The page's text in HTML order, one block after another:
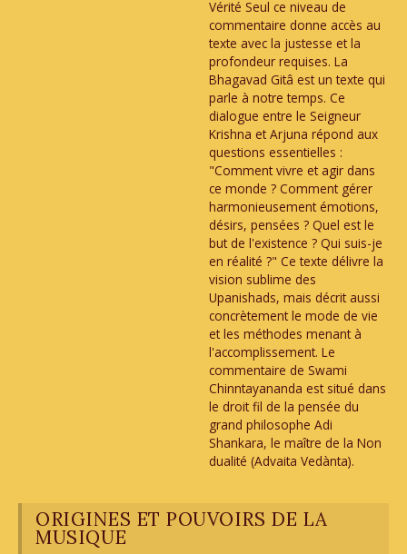
Vérité Seul ce niveau de
commentaire donne accès au
texte avec la justesse et la
profondeur requises. La
Bhagavad Gitâ est un texte qui
parle à notre temps. Ce
dialogue entre le Seigneur
Krishna et Arjuna répond aux
questions essentielles :
"Comment vivre et agir dans
ce monde ? Comment gérer
harmonieusement émotions,
désirs, pensées ? Quel est le
but de l'existence ? Qui suis-je
en réalité ?" Ce texte délivre la
vision sublime des
Upanishads, mais décrit aussi
concrètement le mode de vie
et les méthodes menant à
l'accomplissement. Le
commentaire de Swami
Chinntayananda est situé dans
le droit fil de la pensée du
grand philosophe Adi
Shankara, le maître de la Non
dualité (Advaita Vedànta).
ORIGINES ET POUVOIRS DE LA
MUSIQUE